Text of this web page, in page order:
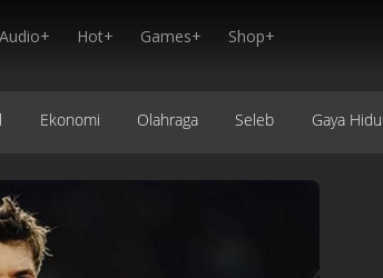
Audio+ Hot+ Games+ Shop+
Ekonomi Olahraga Seleb Gaya